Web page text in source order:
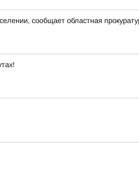
сообщает областная